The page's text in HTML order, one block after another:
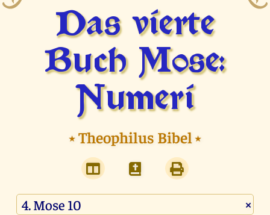
Das vierte
Buch Mose:
Numeri
⭑Theophilus Bibel⭑
×